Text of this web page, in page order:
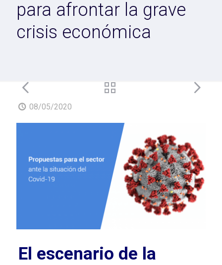
para afrontar la grave
crisis económica
08/05/2020
El escenario de la